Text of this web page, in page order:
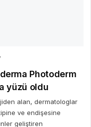
Photoderm
yüzü oldu
alan, dermatologlar
ve endişesine
geliştiren